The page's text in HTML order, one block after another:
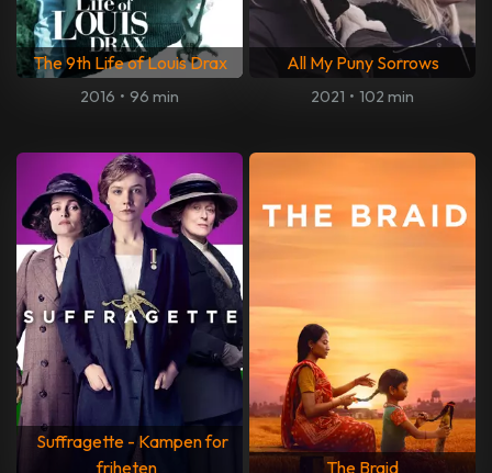
The 9th Life of Louis Drax
2016 • 96 min
All My Puny Sorrows
2021 • 102 min
Suffragette - Kampen for
friheten
The Braid